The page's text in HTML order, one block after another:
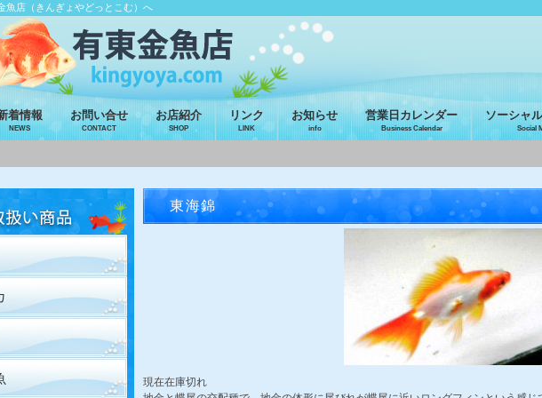
店（きんぎょやどっとこむ）へ
着情報
NEWS
お問い合せ
CONTACT
お店紹介
SHOP
リンク
LINK
お知らせ
info
営業日カレンダー
Business Calendar
ソーシャ
Social
東海錦
現在在庫切れ